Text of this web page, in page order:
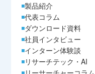
製品紹介
代表コラム
ダウンロード資料
社員インタビュー
インターン体験談
リサーチテック・AI